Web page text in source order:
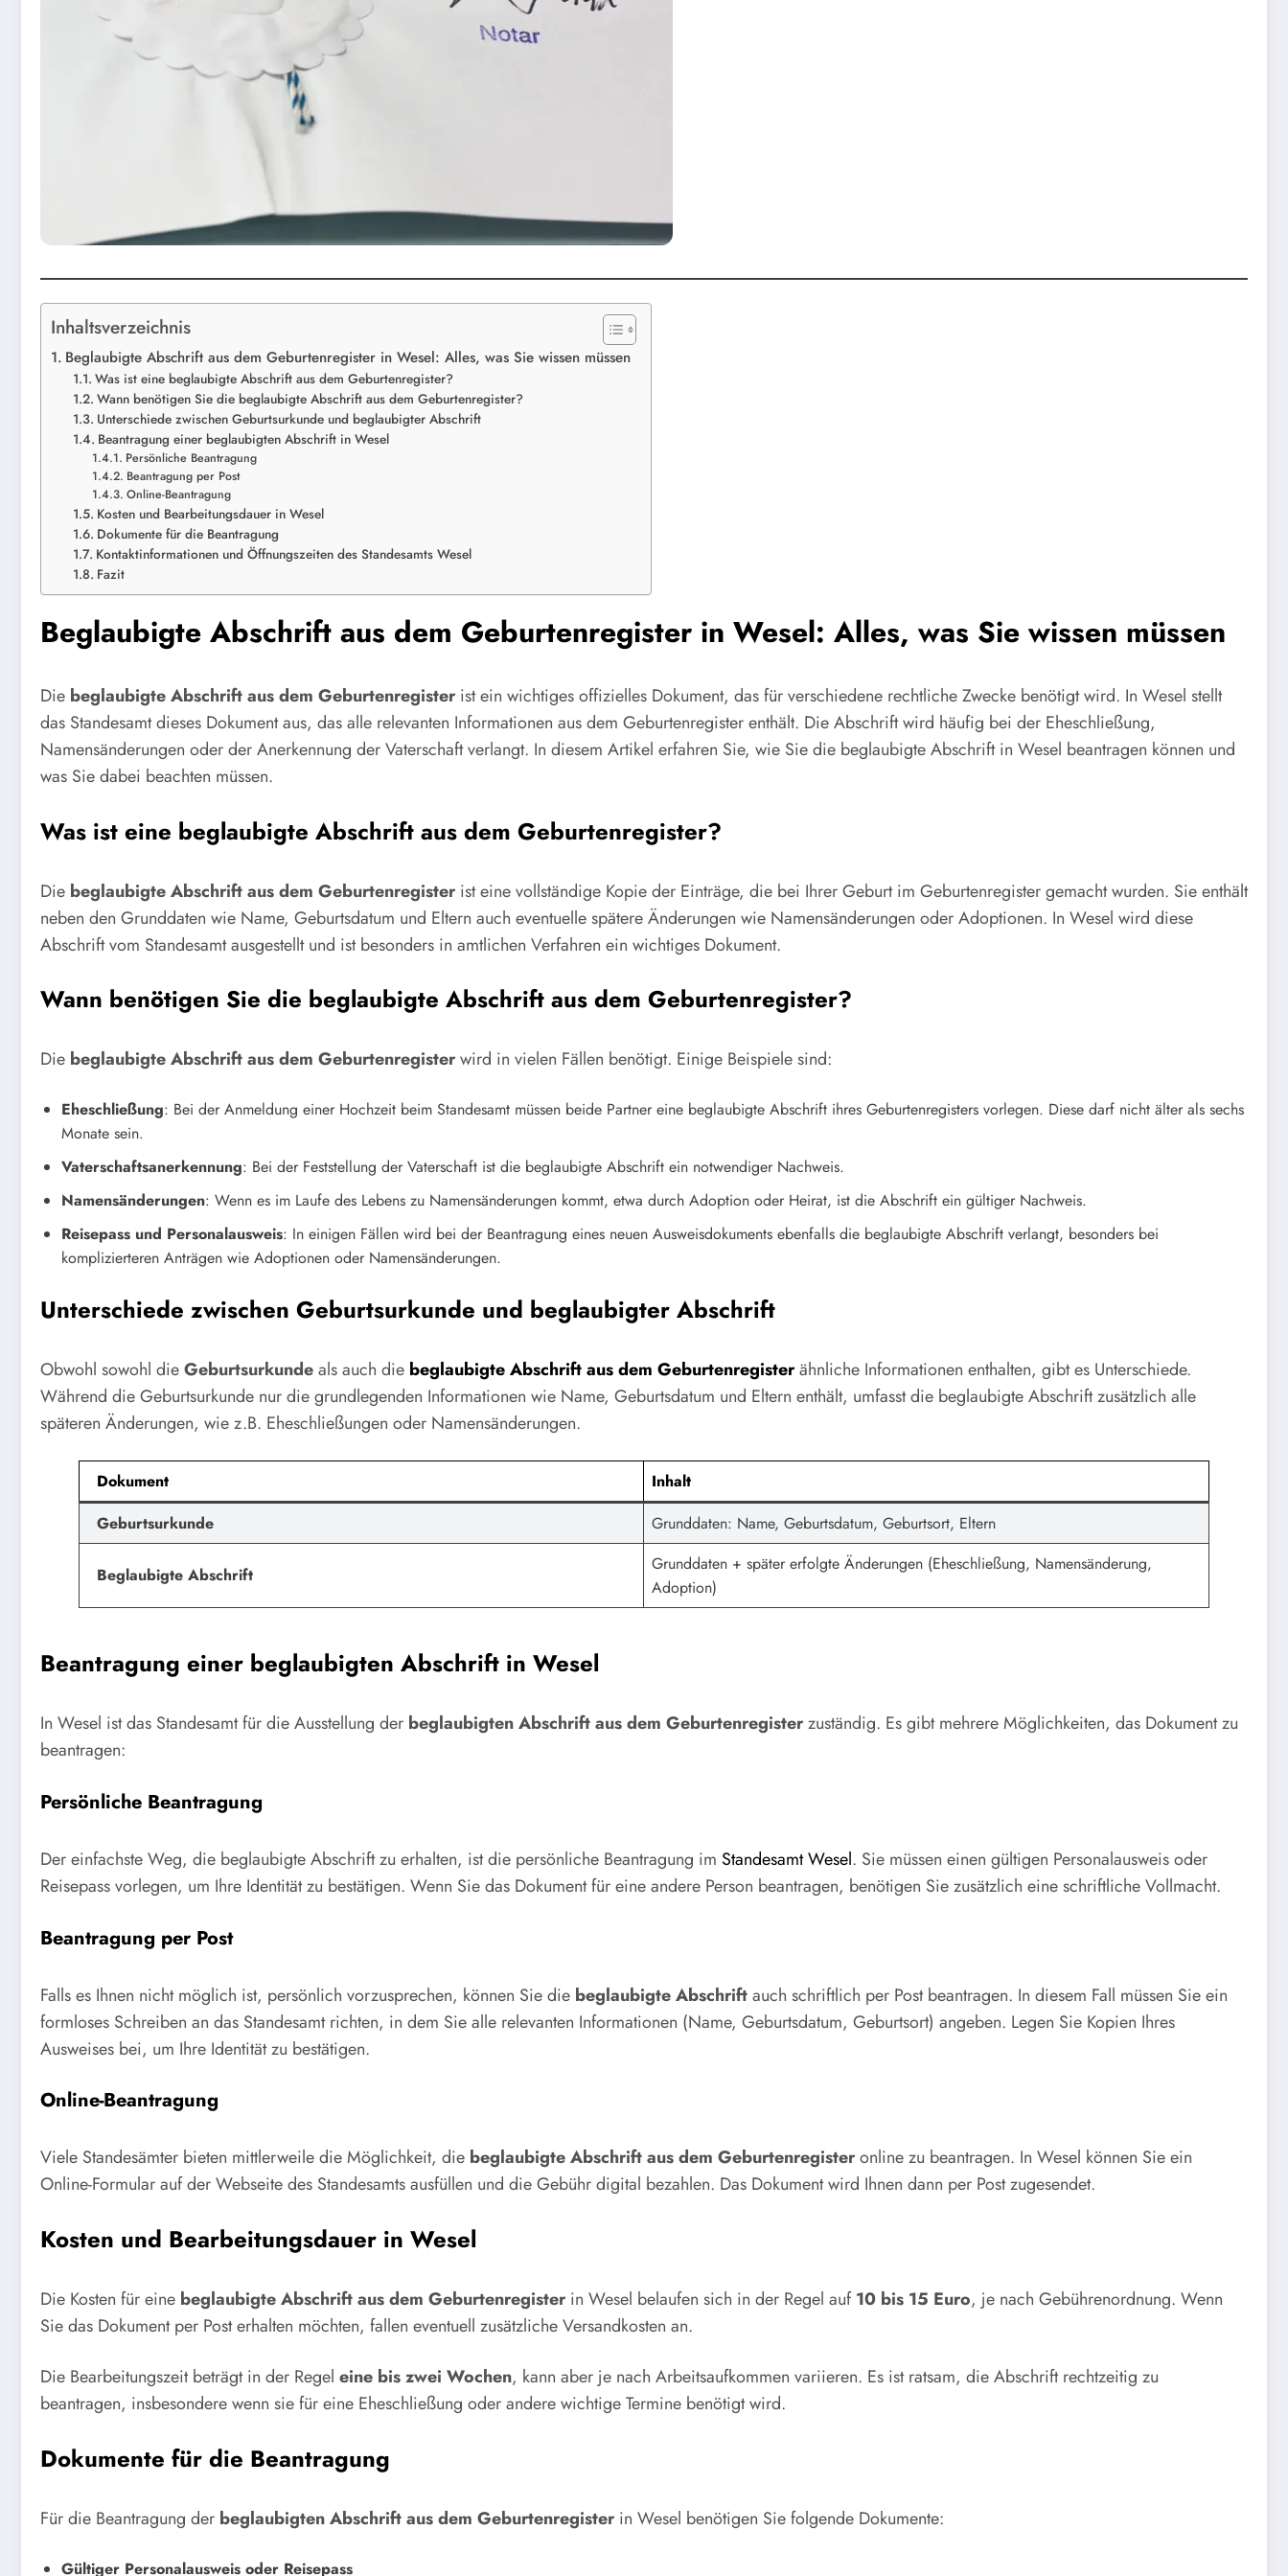
Inhaltsverzeichnis
Beglaubigte Abschrift aus dem Geburtenregister in Wesel: Alles, was Sie wissen müssen
Was ist eine beglaubigte Abschrift aus dem Geburtenregister?
Wann benötigen Sie die beglaubigte Abschrift aus dem Geburtenregister?
Unterschiede zwischen Geburtsurkunde und beglaubigter Abschrift
Beantragung einer beglaubigten Abschrift in Wesel
Persönliche Beantragung
Beantragung per Post
Online-Beantragung
Kosten und Bearbeitungsdauer in Wesel
Dokumente für die Beantragung
Kontaktinformationen und Öffnungszeiten des Standesamts Wesel
Fazit
Beglaubigte Abschrift aus dem Geburtenregister in Wesel: Alles, was Sie wissen müssen
Die beglaubigte Abschrift aus dem Geburtenregister ist ein wichtiges offizielles Dokument, das für verschiedene rechtliche Zwecke benötigt wird. In Wesel stellt
das Standesamt dieses Dokument aus, das alle relevanten Informationen aus dem Geburtenregister enthält. Die Abschrift wird häufig bei der Eheschließung,
Namensänderungen oder der Anerkennung der Vaterschaft verlangt. In diesem Artikel erfahren Sie, wie Sie die beglaubigte Abschrift in Wesel beantragen können und
was Sie dabei beachten müssen.
Was ist eine beglaubigte Abschrift aus dem Geburtenregister?
Die beglaubigte Abschrift aus dem Geburtenregister ist eine vollständige Kopie der Einträge, die bei Ihrer Geburt im Geburtenregister gemacht wurden. Sie enthält
neben den Grunddaten wie Name, Geburtsdatum und Eltern auch eventuelle spätere Änderungen wie Namensänderungen oder Adoptionen. In Wesel wird diese
Abschrift vom Standesamt ausgestellt und ist besonders in amtlichen Verfahren ein wichtiges Dokument.
Wann benötigen Sie die beglaubigte Abschrift aus dem Geburtenregister?
Die beglaubigte Abschrift aus dem Geburtenregisterwird in vielen Fällen benötigt. Einige Beispiele sind:
Eheschließung: Bei der Anmeldung einer Hochzeit beim Standesamt müssen beide Partner eine beglaubigte Abschrift ihres Geburtenregisters vorlegen. Diese darf nicht älter als sechs
Monate sein.
Vaterschaftsanerkennung: Bei der Feststellung der Vaterschaft ist die beglaubigte Abschrift ein notwendiger Nachweis.
Namensänderungen: Wenn es im Laufe des Lebens zu Namensänderungen kommt, etwa durch Adoption oder Heirat, ist die Abschrift ein gültiger Nachweis.
Reisepass und Personalausweis: In einigen Fällen wird bei der Beantragung eines neuen Ausweisdokuments ebenfalls die beglaubigte Abschrift verlangt, besonders bei
komplizierteren Anträgen wie Adoptionen oder Namensänderungen.
Unterschiede zwischen Geburtsurkunde und beglaubigter Abschrift
Obwohl sowohl dieGeburtsurkundeals auch die beglaubigte Abschrift aus dem Geburtenregisterähnliche Informationen enthalten, gibt es Unterschiede.
Während die Geburtsurkunde nur die grundlegenden Informationen wie Name, Geburtsdatum und Eltern enthält, umfasst die beglaubigte Abschrift zusätzlich alle
späteren Änderungen, wie z.B. Eheschließungen oder Namensänderungen.
Dokument
Inhalt
Geburtsurkunde
Grunddaten: Name, Geburtsdatum, Geburtsort, Eltern
Beglaubigte Abschrift
Grunddaten + später erfolgte Änderungen (Eheschließung, Namensänderung,
Adoption)
Beantragung einer beglaubigten Abschrift in Wesel
In Wesel ist das Standesamt für die Ausstellung der beglaubigten Abschrift aus dem Geburtenregisterzuständig. Es gibt mehrere Möglichkeiten, das Dokument zu
beantragen:
Persönliche Beantragung
Der einfachste Weg, die beglaubigte Abschrift zu erhalten, ist die persönliche Beantragung im Standesamt Wesel. Sie müssen einen gültigen Personalausweis oder
Reisepass vorlegen, um Ihre Identität zu bestätigen. Wenn Sie das Dokument für eine andere Person beantragen, benötigen Sie zusätzlich eine schriftliche Vollmacht.
Beantragung per Post
Falls es Ihnen nicht möglich ist, persönlich vorzusprechen, können Sie die beglaubigte Abschriftauch schriftlich per Post beantragen. In diesem Fall müssen Sie ein
formloses Schreiben an das Standesamt richten, in dem Sie alle relevanten Informationen (Name, Geburtsdatum, Geburtsort) angeben. Legen Sie Kopien Ihres
Ausweises bei, um Ihre Identität zu bestätigen.
Online-Beantragung
Viele Standesämter bieten mittlerweile die Möglichkeit, die beglaubigte Abschrift aus dem Geburtenregisteronline zu beantragen. In Wesel können Sie ein
Online-Formular auf der Webseite des Standesamts ausfüllen und die Gebühr digital bezahlen. Das Dokument wird Ihnen dann per Post zugesendet.
Kosten und Bearbeitungsdauer in Wesel
Die Kosten für eine beglaubigte Abschrift aus dem Geburtenregister in Wesel belaufen sich in der Regel auf10 bis 15 Euro, je nach Gebührenordnung. Wenn
Sie das Dokument per Post erhalten möchten, fallen eventuell zusätzliche Versandkosten an.
Die Bearbeitungszeit beträgt in der Regel eine bis zwei Wochen, kann aber je nach Arbeitsaufkommen variieren. Es ist ratsam, die Abschrift rechtzeitig zu
beantragen, insbesondere wenn sie für eine Eheschließung oder andere wichtige Termine benötigt wird.
Dokumente für die Beantragung
Für die Beantragung der beglaubigten Abschrift aus dem Geburtenregister in Wesel benötigen Sie folgende Dokumente:
Gültiger Personalausweis oder Reisepass